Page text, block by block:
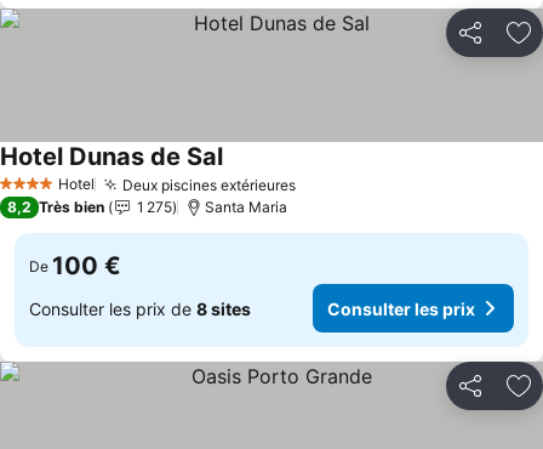
Partager
4 Étoiles Hotel Deux piscines extérieuresConsulter les prix
Hotel Dunas de SalConsulter les prix
8,2 Très bien 1 275 Santa Maria
De 100 €
Consulter les prix de 8 sites Consulter les prix
Partager